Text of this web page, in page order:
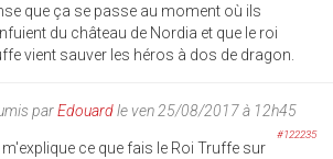
que ça se passe au moment où ils
du château de Nordia et que le roi
vient sauver les héros à dos de dragon.
parEdouardle ven 25/08/2017 à 12h45
#122235
m'explique ce que fais le Roi Truffe sur